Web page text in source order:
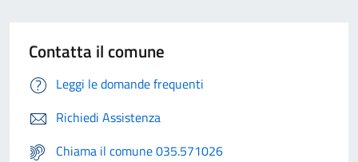
Contatta il comune
Leggi le domande frequenti
Richiedi Assistenza
Chiama il comune 035.571026